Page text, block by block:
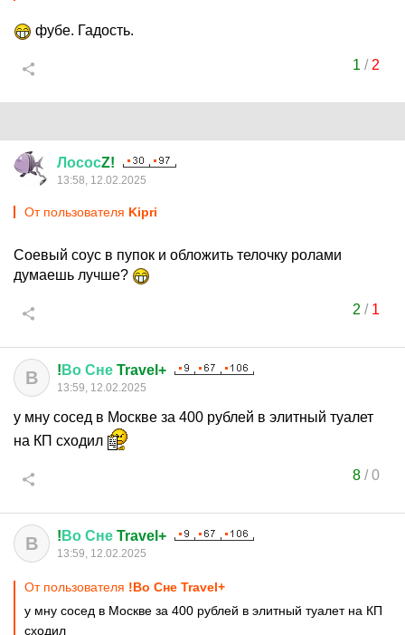
фубе. Гадость.
1 / 2
ЛососZ!
13:58, 12.02.2025
От пользователя Kipri
Соевый соус в пупок и обложить телочку ролами
думаешь лучше?
2 / 1
В ! Во Сне Travel+
13:59, 12.02.2025
у мну сосед в Москве за 400 рублей в элитный туалет
на КП сходил
8/0
В ! Во Сне Travel+
13:59, 12.02.2025
От пользователя !Во Сне Travel+
у мну сосед в Москве за 400 рублей в элитный туалет на КП
сходил